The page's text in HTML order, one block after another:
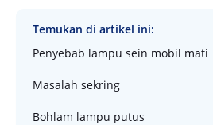
Temukan di artikel ini:
Penyebab lampu sein mobil mati
Masalah sekring
Bohlam lampu putus